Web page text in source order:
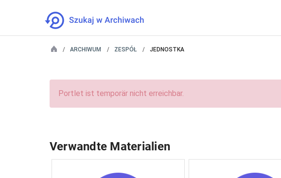
ARCHIWUM ZESPÓŁ JEDNOSTKA
Portlet ist temporär nicht erreichbar.
Verwandte Materialien